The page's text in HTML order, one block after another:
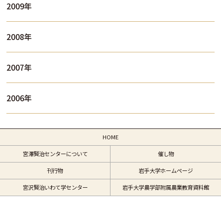
2009年
2008年
2007年
2006年
HOME
宮澤賢治センターについて 催し物
刊行物 岩手大学ホームページ
宮沢賢治いわて学センター 岩手大学農学部附属農業教育資料館